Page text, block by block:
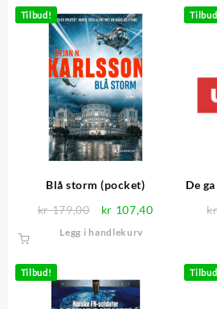
Tilbud!
Blå storm (pocket)
kr179,00
Opprinnelig
pris
kr 107,40Nåværende
Legg i handlekurv
De
Tilbud!